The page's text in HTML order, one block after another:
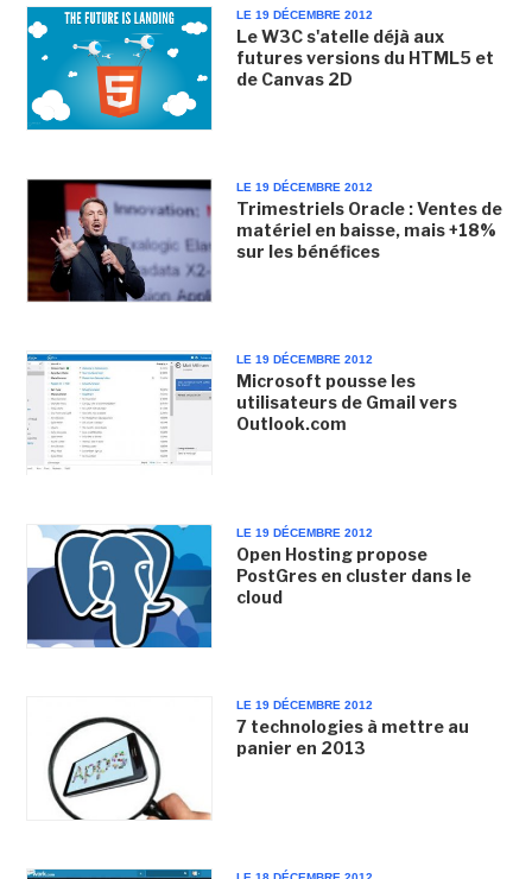
LE 19 DÉCEMBRE 2012
Le W3C s'atelle déjà aux
futures versions du HTML5 et
de Canvas 2D
LE 19 DÉCEMBRE 2012
Trimestriels Oracle : Ventes de
matériel en baisse, mais +18%
sur les bénéfices
LE 19 DÉCEMBRE 2012
Microsoft pousse les
utilisateurs de Gmail vers
Outlook.com
LE 19 DÉCEMBRE 2012
Open Hosting propose
PostGres en cluster dans le
cloud
LE 19 DÉCEMBRE 2012
7 technologies à mettre au
panier en 2013